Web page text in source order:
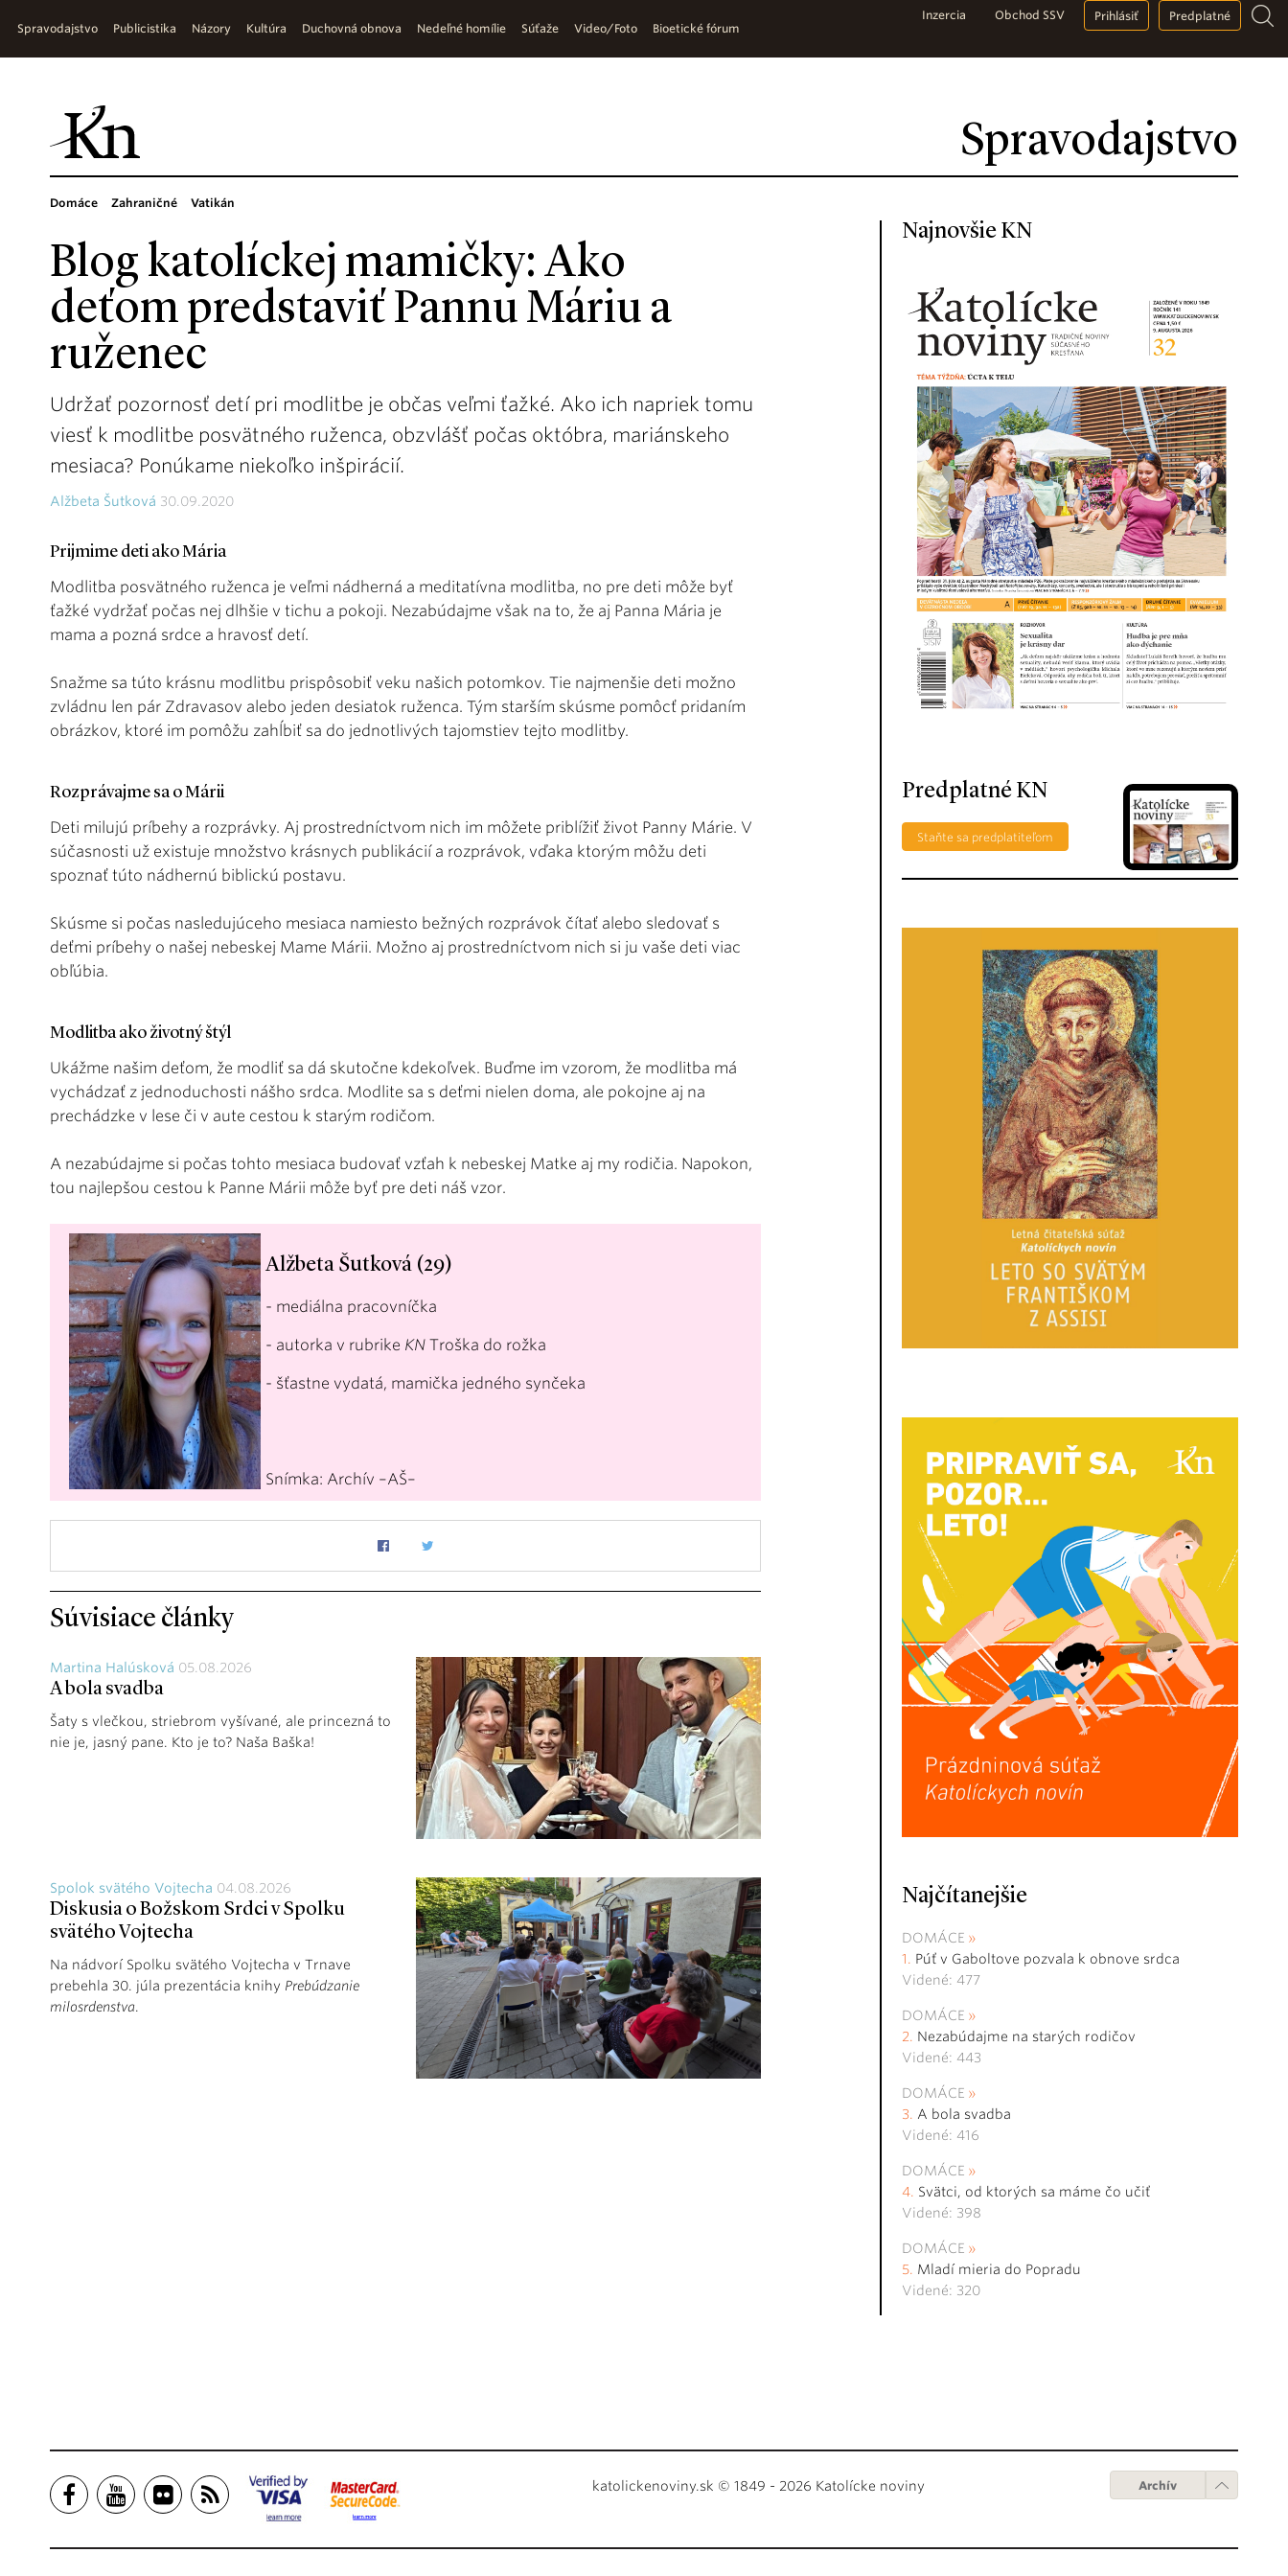
Spravodajstvo
Spravodajstvo Publicistika Názory Kultúra Duchovná obnova Nedeľné homílie Súťaže Video/Foto Bioetické fórum
Inzercia Obchod SSV Prihlásiť Predplatné
Domáce Zahraničné Vatikán
Blog katolíckej mamičky: Ako
deťom predstaviť Pannu Máriu a
ruženec
Udržať pozornosť detí pri modlitbe je občas veľmi ťažké. Ako ich napriek tomu
viesť k modlitbe posvätného ruženca, obzvlášť počas októbra, mariánskeho
mesiaca? Ponúkame niekoľko inšpirácií.
Alžbeta Šutková 30.09.2020
Prijmime deti ako Mária
Modlitba posvätného ruženca je veľmi nádherná a meditatívna modlitba, no pre deti môže byť
ťažké vydržať počas nej dlhšie v tichu a pokoji. Nezabúdajme však na to, že aj Panna Mária je
mama a pozná srdce a hravosť detí.
Snažme sa túto krásnu modlitbu prispôsobiť veku našich potomkov. Tie najmenšie deti možno
zvládnu len pár Zdravasov alebo jeden desiatok ruženca. Tým starším skúsme pomôcť pridaním
obrázkov, ktoré im pomôžu zahĺbiť sa do jednotlivých tajomstiev tejto modlitby.
Rozprávajme sa o Márii
Deti milujú príbehy a rozprávky. Aj prostredníctvom nich im môžete priblížiť život Panny Márie. V
súčasnosti už existuje množstvo krásnych publikácií a rozprávok, vďaka ktorým môžu deti
spoznať túto nádhernú biblickú postavu.
Skúsme si počas nasledujúceho mesiaca namiesto bežných rozprávok čítať alebo sledovať s
deťmi príbehy o našej nebeskej Mame Márii. Možno aj prostredníctvom nich si ju vaše deti viac
obľúbia.
Modlitba ako životný štýl
Ukážme našim deťom, že modliť sa dá skutočne kdekoľvek. Buďme im vzorom, že modlitba má
vychádzať z jednoduchosti nášho srdca. Modlite sa s deťmi nielen doma, ale pokojne aj na
prechádzke v lese či v aute cestou k starým rodičom.
A nezabúdajme si počas tohto mesiaca budovať vzťah k nebeskej Matke aj my rodičia. Napokon,
tou najlepšou cestou k Panne Márii môže byť pre deti náš vzor.
Alžbeta Šutková (29)
- mediálna pracovníčka
- autorka v rubrike KN Troška do rožka
- šťastne vydatá, mamička jedného synčeka
Snímka: Archív –AŠ–
Súvisiace články
Martina Halúsková 05.08.2026
A bola svadba
Šaty s vlečkou, striebrom vyšívané, ale princezná to
nie je, jasný pane. Kto je to? Naša Baška!
Spolok svätého Vojtecha 04.08.2026
Diskusia o Božskom Srdci v Spolku
svätého Vojtecha
Na nádvorí Spolku svätého Vojtecha v Trnave
prebehla 30. júla prezentácia knihy Prebúdzanie
milosrdenstva.
Najnovšie KN
Predplatné KN
Staňte sa predplatiteľom
Najčítanejšie
DOMÁCE
Púť v Gaboltove pozvala k obnove srdca
Videné: 477
DOMÁCE
Nezabúdajme na starých rodičov
Videné: 443
DOMÁCE
A bola svadba
Videné: 416
DOMÁCE
Svätci, od ktorých sa máme čo učiť
Videné: 398
DOMÁCE
Mladí mieria do Popradu
Videné: 320
katolickenoviny.sk © 1849 - 2026 Katolícke noviny Archív